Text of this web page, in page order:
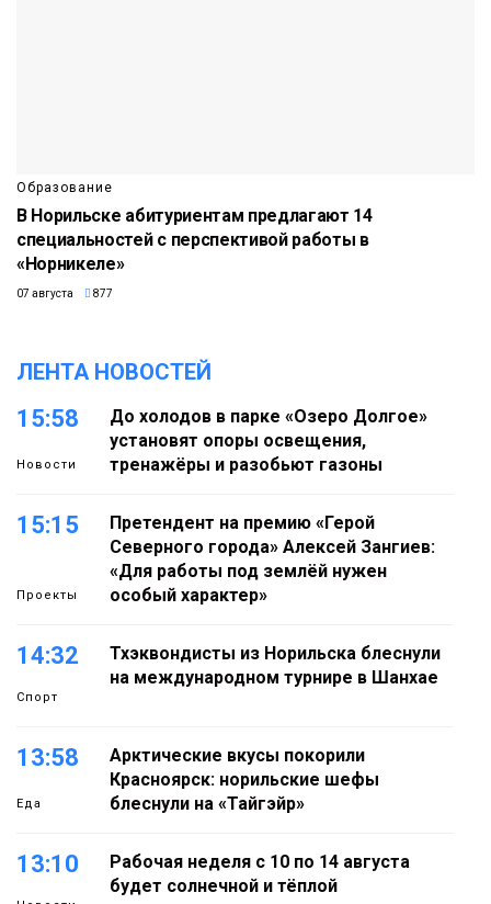
Образование
В Норильске абитуриентам предлагают 14
специальностей с перспективой работы в
«Норникеле»
07 августа 877
ЛЕНТА НОВОСТЕЙ
15:58
Новости
До холодов в парке «Озеро Долгое»
установят опоры освещения,
тренажёры и разобьют газоны
15:15
Проекты
Претендент на премию «Герой
Северного города» Алексей Зангиев:
«Для работы под землёй нужен
особый характер»
14:32
Спорт
Тхэквондисты из Норильска блеснули
на международном турнире в Шанхае
13:58
Еда
Арктические вкусы покорили
Красноярск: норильские шефы
блеснули на «Тайгэйр»
13:10
Рабочая неделя с 10 по 14 августа
будет солнечной и тёплой